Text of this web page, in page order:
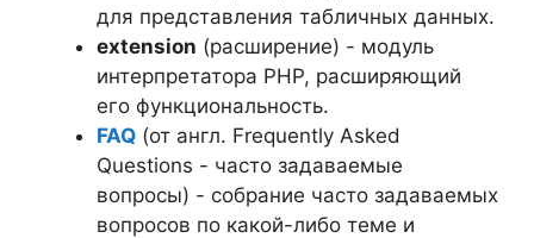
для представления табличных данных.
extension (расширение) - модуль
интерпретатора PHP, расширяющий
его функциональность.
FAQ (от англ. Frequently Asked
Questions - часто задаваемые
вопросы) - собрание часто задаваемых
вопросов по какой-либо теме и